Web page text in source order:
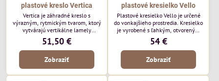
plastové kreslo Vertica
Vertica je záhradné kreslo s
výrazným, rytmickým tvarom, ktorý
vytvárajú vertikálne lamely
operadla a sedadla. Jej otvorený
dizajn jej dodáva ľahký, vzdušný
vzhľad a robí z nej perfektný
doplnok moderných vonkajších
pozornosť svojimi detailmi bez toho,
51,50 €
Zobraziť
plastové kresielko Vello
Plastové kresielko Vello je určené
do vonkajšieho prostredia. Kresielko
je vyrobené s ľahkým, otvoreným
tvarom a jemne kontúrovanými
líniami. Horizontálne lamely
operadla a jemne zaoblené
podrúčky dodávajú kresielku
ležérny, letný nádych. Tento model
bude vyzerať skvele vo vonkajších
54 €
Zobraziť